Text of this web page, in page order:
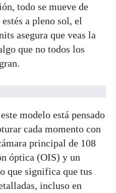
todo se mueve de
a pleno sol, el
asegura que veas la
que no todos los
modelo está pensado
cada momento con
principal de 108
óptica (OIS) y un
que significa que tus
incluso en